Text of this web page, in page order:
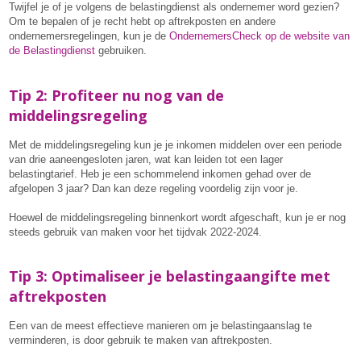
Twijfel je of je volgens de belastingdienst als ondernemer word gezien?
Om te bepalen of je recht hebt op aftrekposten en andere
ondernemersregelingen, kun je deOndernemersCheck op de website van
de Belastingdienst gebruiken.
Tip 2: Profiteer nu nog van de
middelingsregeling
Met de middelingsregeling kun je je inkomen middelen over een periode
van drie aaneengesloten jaren, wat kan leiden tot een lager
belastingtarief. Heb je een schommelend inkomen gehad over de
afgelopen 3 jaar? Dan kan deze regeling voordelig zijn voor je.
Hoewel de middelingsregeling binnenkort wordt afgeschaft, kun je er nog
steeds gebruik van maken voor het tijdvak 2022-2024.
Tip 3: Optimaliseer je belastingaangifte met
aftrekposten
Een van de meest effectieve manieren om je belastingaanslag te
verminderen, is door gebruik te maken van aftrekposten.